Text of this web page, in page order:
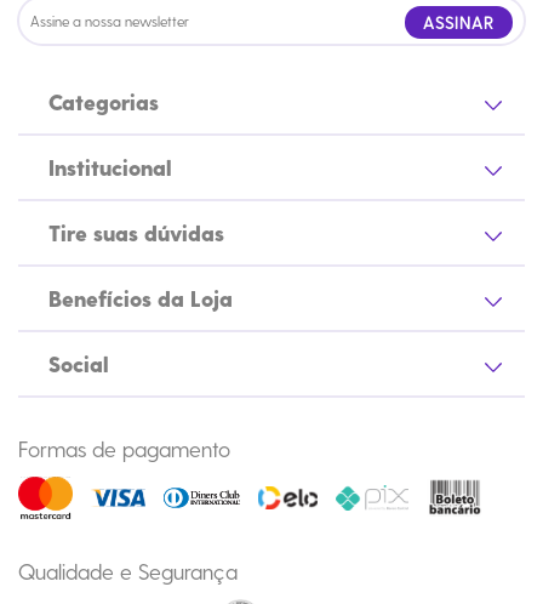
ASSINAR
Categorias
Institucional
Tire suas dúvidas
Benefícios da Loja
Social
Formas de pagamento
Qualidade e Segurança